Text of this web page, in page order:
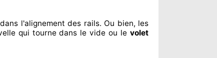
l'alignement des rails. Ou bien, les
qui tourne dans le vide ou levolet